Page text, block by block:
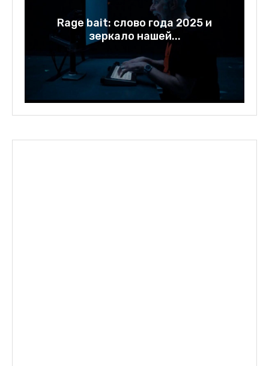
Rage bait: слово года 2025 и
зеркало нашей...